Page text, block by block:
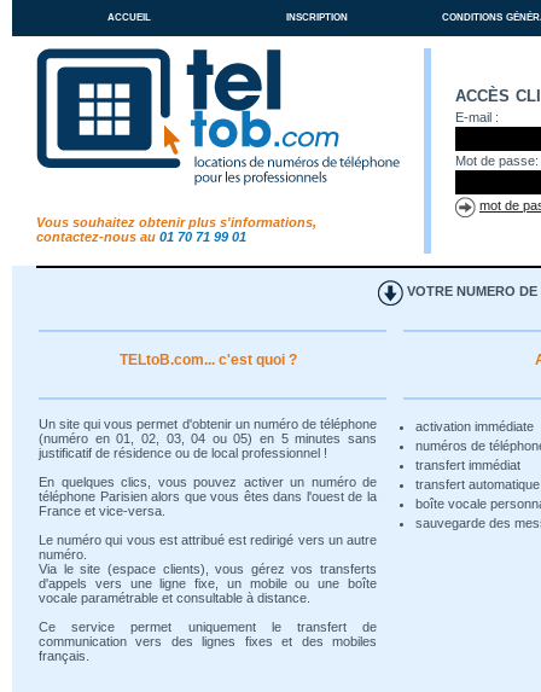
accueil inscription conditions
Vous souhaitez obtenir plus s'informations,
contactez-nous au 01 70 71 99 01
accès
E-mail :
Mot de passe:
mot de
VOTRE NUMERO DE
TELtoB.com... c'est quoi ?
Un site qui vous permet d'obtenir un numéro de téléphone
(numéro en 01, 02, 03, 04 ou 05) en 5 minutes sans
justificatif de résidence ou de local professionnel !
En quelques clics, vous pouvez activer un numéro de
téléphone Parisien alors que vous êtes dans l'ouest de la
France et vice-versa.
Le numéro qui vous est attribué est redirigé vers un autre
numéro.
Via le site (espace clients), vous gérez vos transferts
d'appels vers une ligne fixe, un mobile ou une boîte
vocale paramétrable et consultable à distance.
Ce service permet uniquement le transfert de
communication vers des lignes fixes et des mobiles
français.
activation immédiate
numéros de
transfert immédiat
transfert
boîte vocale
sauvegarde des